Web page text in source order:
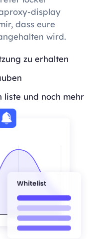
display
dass eure
wird.
zu erhalten
und noch mehr